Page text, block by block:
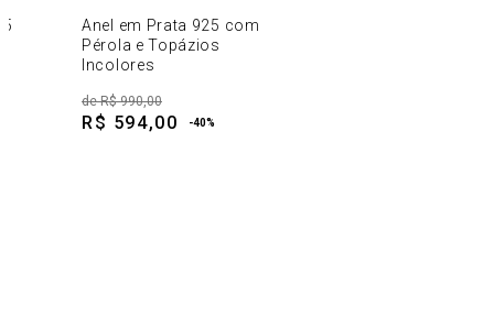
Anel em Prata 925 com
Pérola e Topázios
Incolores
deR$ 990,00
R$ 594,00 -40%